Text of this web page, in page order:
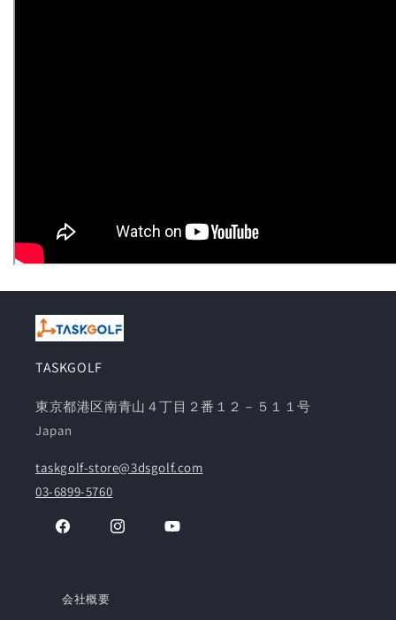
TASKGOLF
東京都港区南青山４丁目２番１２－５１１号
Japan
taskgolf-store@3dsgolf.com
03-6899-5760
Facebook InstagramYouTube
会社概要